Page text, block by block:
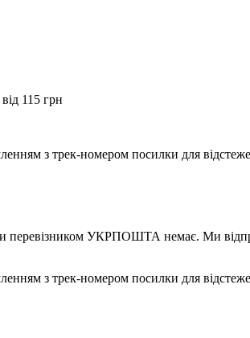
115 грн
з трек-номером посилки для
перевізником УКРПОШТА немає. Ми
з трек-номером посилки для